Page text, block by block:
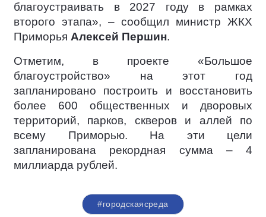
благоустраивать в 2027 году в рамках
второго этапа», – сообщил министр ЖКХ
Приморья Алексей Першин.
Отметим, в проекте «Большое
благоустройство» на этот год
запланировано построить и восстановить
более 600 общественных и дворовых
территорий, парков, скверов и аллей по
всему Приморью. На эти цели
запланирована рекордная сумма – 4
миллиарда рублей.
#городскаясреда